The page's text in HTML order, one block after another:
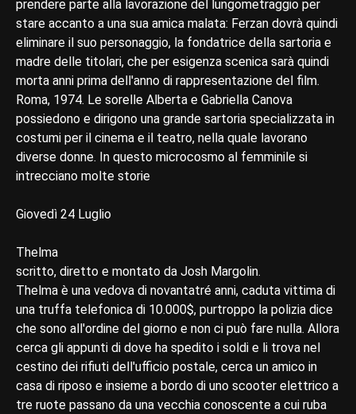
prendere parte alla lavorazione del lungometraggio per
stare accanto a una sua amica malata: Ferzan dovrà quindi
eliminare il suo personaggio, la fondatrice della sartoria e
madre delle titolari, che per esigenza scenica sarà quindi
morta anni prima dell'anno di rappresentazione del film.
Roma, 1974. Le sorelle Alberta e Gabriella Canova
possiedono e dirigono una grande sartoria specializzata in
costumi per il cinema e il teatro, nella quale lavorano
diverse donne. In questo microcosmo al femminile si
intrecciano molte storie
Giovedì 24 Luglio
Thelma
scritto, diretto e montato da Josh Margolin.
Thelma è una vedova di novantatré anni, caduta vittima di
una truffa telefonica di 10.000$, purtroppo la polizia dice
che sono all'ordine del giorno e non ci può fare nulla. Allora
cerca gli appunti di dove ha spedito i soldi e li trova nel
cestino dei rifiuti dell'ufficio postale, cerca un amico in
casa di riposo e insieme a bordo di uno scooter elettrico a
tre ruote passano da una vecchia conoscente a cui ruba